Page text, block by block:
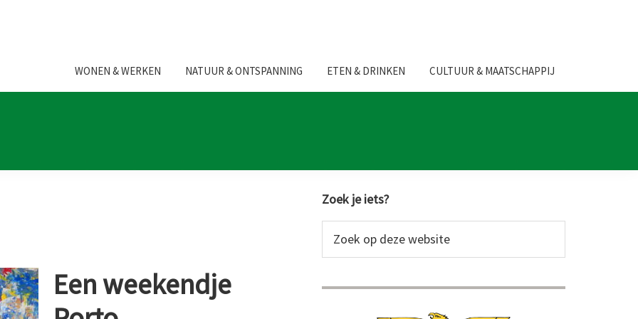
WONEN & WERKEN NATUUR & ONTSPANNING ETEN & DRINKEN CULTUUR & MAATSCHAPPIJ
Een weekendje
Primaire
Sidebar
Zoek je iets?
op
website